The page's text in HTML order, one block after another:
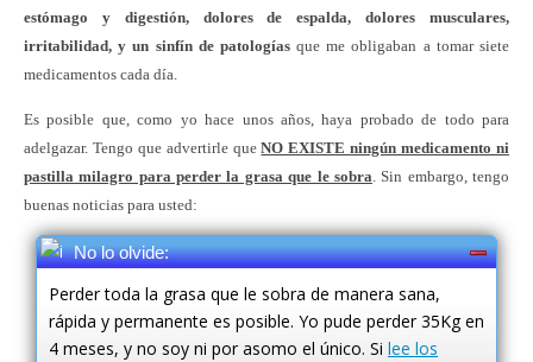
estómago y digestión, dolores de espalda, dolores musculares,
irritabilidad, y un sinfín de patologíasque me obligaban a tomar siete
medicamentos cada día.
Es posible que, como yo hace unos años, haya probado de todo para
adelgazar. Tengo que advertirle queNO EXISTE ningún medicamento ni
pastilla milagro para perder la grasa que le sobra. Sin embargo, tengo
buenas noticias para usted:
No lo olvide:
Perder toda la grasa que le sobra de manera sana,
rápida y permanente es posible. Yo pude perder 35Kg en
4 meses, y no soy ni por asomo el único. Si lee los